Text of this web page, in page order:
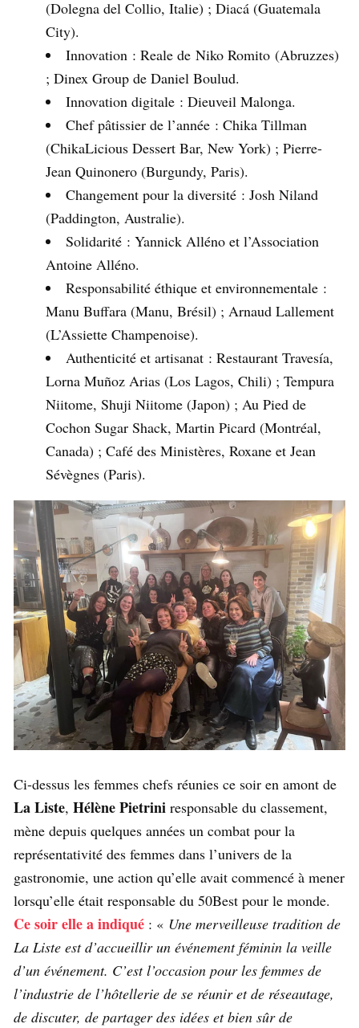
(Dolegna del Collio, Italie) ; Diacá (Guatemala
City).
Innovation : Reale de Niko Romito (Abruzzes)
; Dinex Group de Daniel Boulud.
Innovation digitale : Dieuveil Malonga.
Chef pâtissier de l’année : Chika Tillman
(ChikaLicious Dessert Bar, New York) ; Pierre-
Jean Quinonero (Burgundy, Paris).
Changement pour la diversité : Josh Niland
(Paddington, Australie).
Solidarité : Yannick Alléno et l’Association
Antoine Alléno.
Responsabilité éthique et environnementale :
Manu Buffara (Manu, Brésil) ; Arnaud Lallement
(L’Assiette Champenoise).
Authenticité et artisanat : Restaurant Travesía,
Lorna Muñoz Arias (Los Lagos, Chili) ; Tempura
Niitome, Shuji Niitome (Japon) ; Au Pied de
Cochon Sugar Shack, Martin Picard (Montréal,
Canada) ; Café des Ministères, Roxane et Jean
Sévègnes (Paris).
Ci-dessus les femmes chefs réunies ce soir en amont de
La Liste, Hélène Pietrini responsable du classement,
mène depuis quelques années un combat pour la
représentativité des femmes dans l’univers de la
gastronomie, une action qu’elle avait commencé à mener
lorsqu’elle était responsable du 50Best pour le monde.
Ce soir elle a indiqué : « Une merveilleuse tradition de
La Liste est d’accueillir un événement féminin la veille
d’un événement. C’est l’occasion pour les femmes de
l’industrie de l’hôtellerie de se réunir et de réseautage,
de discuter, de partager des idées et bien sûr de